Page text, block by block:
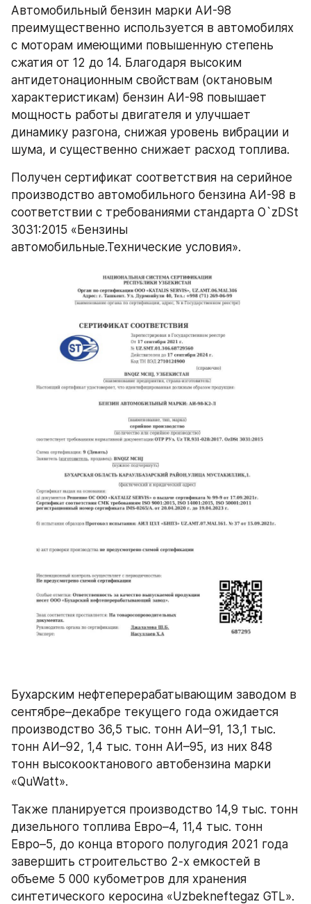
Автомобильный бензин марки АИ-98
преимущественно используется в автомобилях
с моторам имеющими повышенную степень
сжатия от 12 до 14. Благодаря высоким
антидетонационным свойствам (октановым
характеристикам) бензин АИ-98 повышает
мощность работы двигателя и улучшает
динамику разгона, снижая уровень вибрации и
шума, и существенно снижает расход топлива.
Получен сертификат соответствия на серийное
производство автомобильного бензина АИ-98 в
соответствии с требованиями стандарта O`zDSt
3031:2015 «Бензины
автомобильные.Технические условия».
Бухарским нефтеперерабатывающим заводом в
сентябре–декабре текущего года ожидается
производство 36,5 тыс. тонн АИ–91, 13,1 тыс.
тонн АИ–92, 1,4 тыс. тонн АИ–95, из них 848
тонн высокооктанового автобензина марки
«QuWatt».
Также планируется производство 14,9 тыс. тонн
дизельного топлива Евро–4, 11,4 тыс. тонн
Евро–5, до конца второго полугодия 2021 года
завершить строительство 2-х емкостей в
объеме 5 000 кубометров для хранения
синтетического керосина «Uzbekneftegaz GTL».